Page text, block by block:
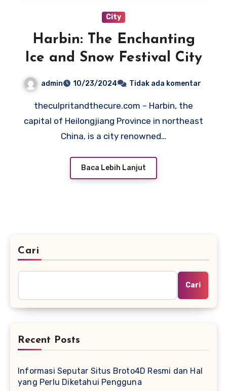
City
Harbin: The Enchanting
Ice and Snow Festival City
admin 10/23/2024 Tidak ada komentar
theculpritandthecure.com – Harbin, the
capital of Heilongjiang Province in northeast
China, is a city renowned…
Baca Lebih Lanjut
Cari
Cari
Recent Posts
Informasi Seputar Situs Broto4D Resmi dan Hal
yang Perlu Diketahui Pengguna